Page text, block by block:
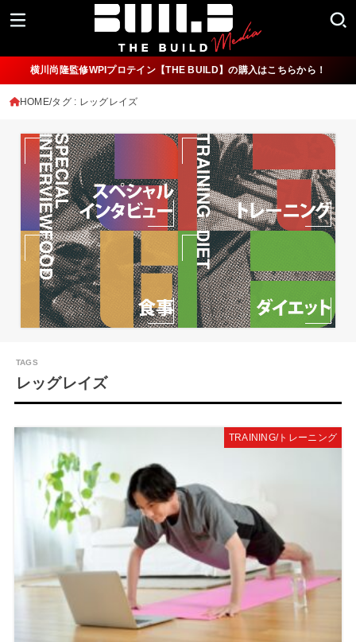
横川尚隆監修WPIプロテイン【THE BUILD】の購入はこちらから！
HOME タグ : レッグレイズ
レッグレイズ
TRAINING/トレーニング